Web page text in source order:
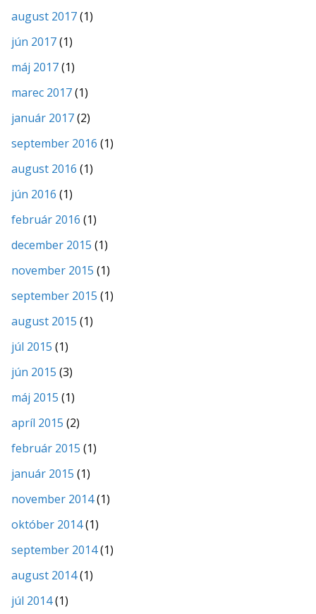
august 2017(1)
jún 2017(1)
máj 2017(1)
marec 2017(1)
január 2017(2)
september 2016 (1)
august 2016 (1)
jún 2016 (1)
február 2016 (1)
december 2015 (1)
november 2015 (1)
september 2015 (1)
august 2015 (1)
júl 2015 (1)
jún 2015 (3)
máj 2015 (1)
apríl 2015 (2)
február 2015 (1)
január 2015 (1)
november 2014(1)
október 2014(1)
september 2014(1)
august 2014(1)
júl 2014(1)